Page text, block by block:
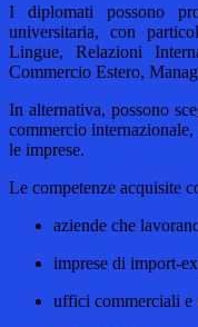
I diplomati possono
universitaria, con
Lingue, Relazioni
Commercio Estero,
In alternativa, possono
commercio
le imprese.
Le competenze acquisite
aziende che
imprese di import-
uffici commerciali e